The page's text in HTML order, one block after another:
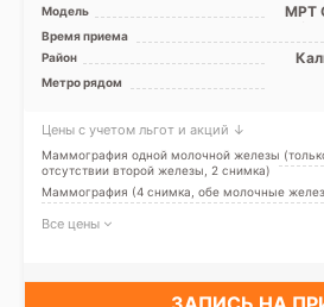
Модель
МРТ
Время приема
Район
Метро рядом
Цены с учетом льгот и акций ↓
Маммография одной молочной железы
отсутствии второй железы, 2 снимка)
Маммография (4 снимка, обе молочные
Все цены